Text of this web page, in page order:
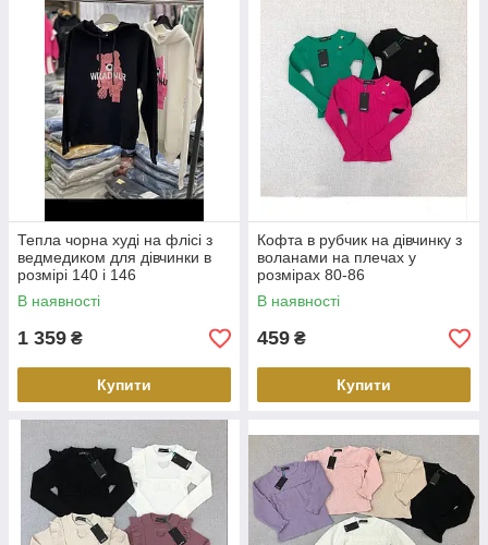
Тепла чорна худі на флісі з
ведмедиком для дівчинки в
розмірі 140 і 146
В наявності
1 359 ₴
Купити
Кофта в рубчик на дівчинку з
воланами на плечах у
розмірах 80-86
В наявності
459 ₴
Купити